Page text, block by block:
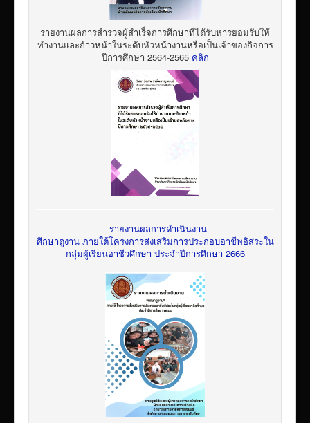
รายงานผลการสำรวจผู้สำเร็จการศึกษาที่ได้รับหารยอมรับให้
ทำงานและก้าวหน้าในระดับหัวหน้างานหรือเป็นเจ้าของกิจการ
ปีการศึกษา 2564-2565 คลิก
รายงานผลการดำเนินงาน
ศึกษาดูงาน ภายใต้โครงการส่งเสริมการประกอบอาชีพอิสระใน
กลุ่มผู้เรียนอาชีวศึกษา ประจำปีการศึกษา 2666